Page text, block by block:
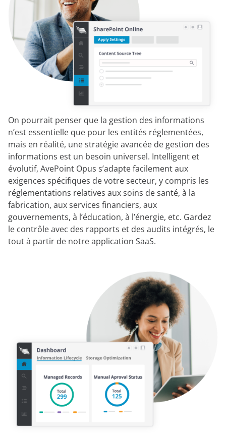
On pourrait penser que la gestion des informations
n’est essentielle que pour les entités réglementées,
mais en réalité, une stratégie avancée de gestion des
informations est un besoin universel. Intelligent et
évolutif, AvePoint Opus s’adapte facilement aux
exigences spécifiques de votre secteur, y compris les
réglementations relatives aux soins de santé, à la
fabrication, aux services financiers, aux
gouvernements, à l’éducation, à l’énergie, etc. Gardez
le contrôle avec des rapports et des audits intégrés, le
tout à partir de notre application SaaS.